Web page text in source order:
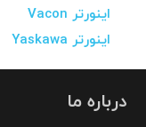
اینورتر Vacon
اینورتر Yaskawa
درباره ما